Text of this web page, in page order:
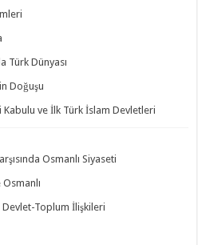
Türk Dünyası
Doğuşu
ve İlk Türk İslam Devletleri
Osmanlı Siyaseti
Devlet-Toplum İlişkileri